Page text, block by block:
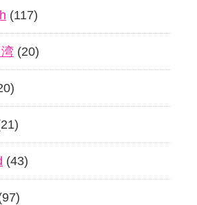
(117)
(20)
(43)